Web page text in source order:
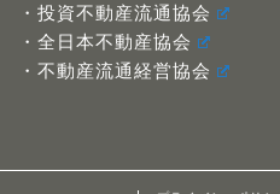
・投資不動産流通協会
・全日本不動産協会
・不動産流通経営協会